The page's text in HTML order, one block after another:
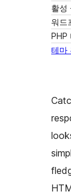
활성
워드
PHP
테마